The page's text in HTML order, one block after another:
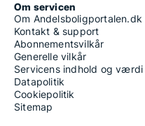
Om servicen
Om Andelsboligportalen.dk
Kontakt & support
Abonnementsvilkår
Generelle vilkår
Servicens indhold og værdi
Datapolitik
Cookiepolitik
Sitemap